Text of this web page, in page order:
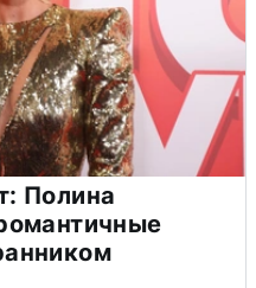
Полина